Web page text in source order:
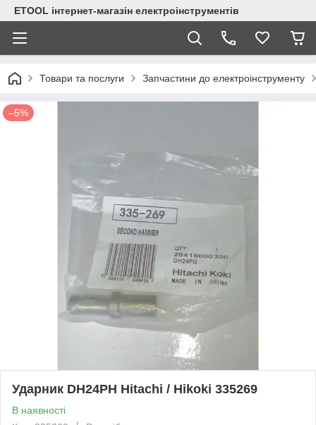
ETOOL інтернет-магазін електроінструментів
Товари та послуги Запчастини до електроінструменту
–5%
Ударник DH24PH Hitachi / Hikoki 335269
В наявності